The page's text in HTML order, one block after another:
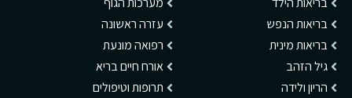
בריאות הנפש
בריאות מינית
גיל הזהב
הריון ולידה
עזרה ראשונה
רפואה מונעת
אורח חיים בריא
תרופות וטיפולים